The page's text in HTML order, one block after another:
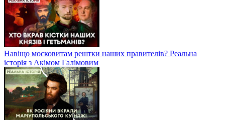
Навіщо московитам рештки наших правителів? Реальна
історія з Акімом Галімовим